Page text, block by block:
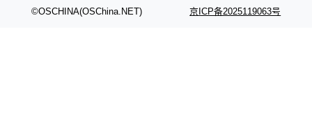
©OSCHINA(OSChina.NET) 京ICP备2025119063号